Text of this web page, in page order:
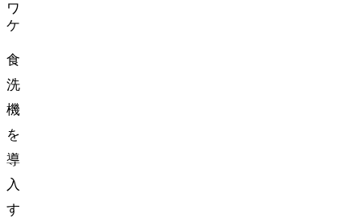
ワ
ケ
食
洗
機
を
導
入
す